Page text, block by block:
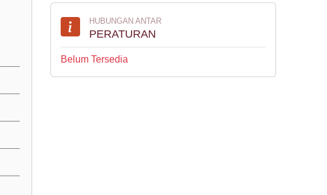
HUBUNGAN ANTAR
PERATURAN
Belum Tersedia